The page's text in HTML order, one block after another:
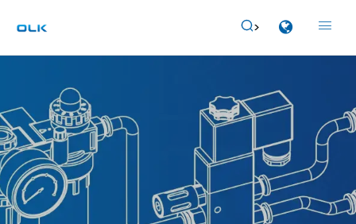
 